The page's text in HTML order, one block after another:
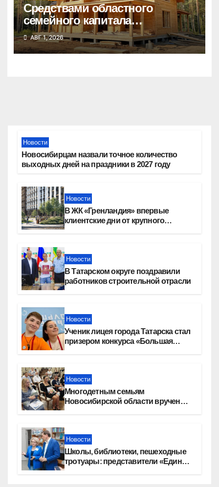
Средствами областного
семейного капитала
воспользовались почти 50
тысяч семей
АВГ 1, 2026
Новости
Новосибирцам назвали точное количество
выходных дней на праздники в 2027 году
Новости
В ЖК «Гренландия» впервые
клиентские дни от крупного
Новости
В Татарском округе поздравили
работников строительной отрасли
Новости
Ученик лицея города Татарска стал
призером конкурса «Большая
Новости
Многодетным семьям
Новосибирской области вручены
Новости
Школы, библиотеки, пешеходные
тротуары: представители «Единой